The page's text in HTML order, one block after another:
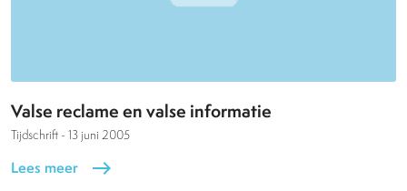
Valse reclame en valse informatie
Tijdschrift - 13 juni 2005
Lees meer east